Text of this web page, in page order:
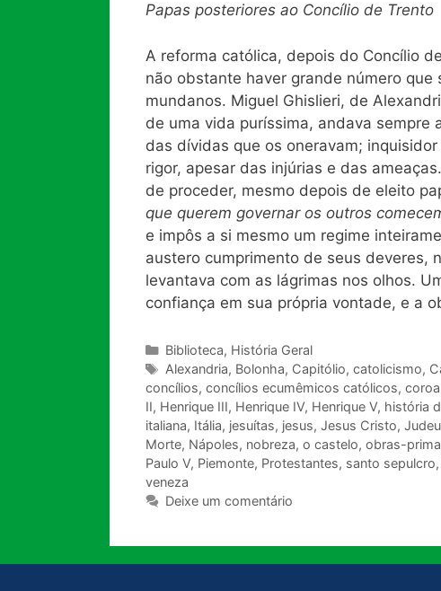
Papas posteriores ao Concílio de Trento
A reforma católica, depois do Concílio
não obstante haver grande número
mundanos. Miguel Ghislieri, de
de uma vida puríssima, andava sempre
das dívidas que os oneravam;
rigor, apesar das injúrias e das
de proceder, mesmo depois de eleito
que querem governar os outros
e impôs a si mesmo um regime
austero cumprimento de seus deveres,
levantava com as lágrimas nos olhos.
confiança em sua própria vontade, e a
Categorias
Biblioteca, História Geral
Tags
Alexandria, Bolonha, Capitólio, catolicismo,
concílios, concílios ecumêmicos católicos, coroa
II, Henrique III, Henrique IV, Henrique V, história
italiana, Itália, jesuítas, jesus, Jesus Cristo,
Morte, Nápoles, nobreza, o castelo, obras-
Paulo V, Piemonte, Protestantes, santo sepulcro,
veneza
Deixe um comentário